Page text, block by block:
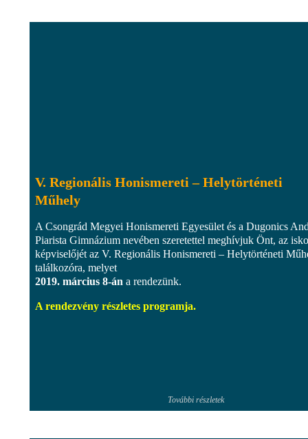
V. Regionális Honismereti – Helytörténeti
Műhely
A Csongrád Megyei Honismereti Egyesület és a Dugonics
Piarista Gimnázium nevében szeretettel meghívjuk Önt, az
képviselőjét az V. Regionális Honismereti – Helytörténeti
találkozóra, melyet
2019. március 8-án a rendezünk.
A rendezvény részletes programja.
További részletek